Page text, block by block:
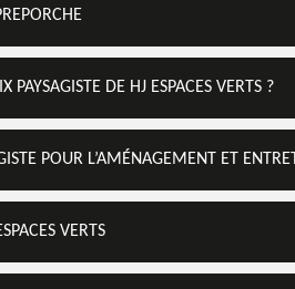
DE HJ ESPACES VERTS ?
POUR L’AMÉNAGEMENT ET
VERTS